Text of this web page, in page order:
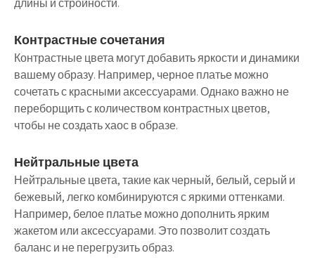
длины и стройности.
Контрастные сочетания
Контрастные цвета могут добавить яркости и динамики
вашему образу. Например, черное платье можно
сочетать с красными аксессуарами. Однако важно не
переборщить с количеством контрастных цветов,
чтобы не создать хаос в образе.
Нейтральные цвета
Нейтральные цвета, такие как черный, белый, серый и
бежевый, легко комбинируются с яркими оттенками.
Например, белое платье можно дополнить ярким
жакетом или аксессуарами. Это позволит создать
баланс и не перегрузить образ.